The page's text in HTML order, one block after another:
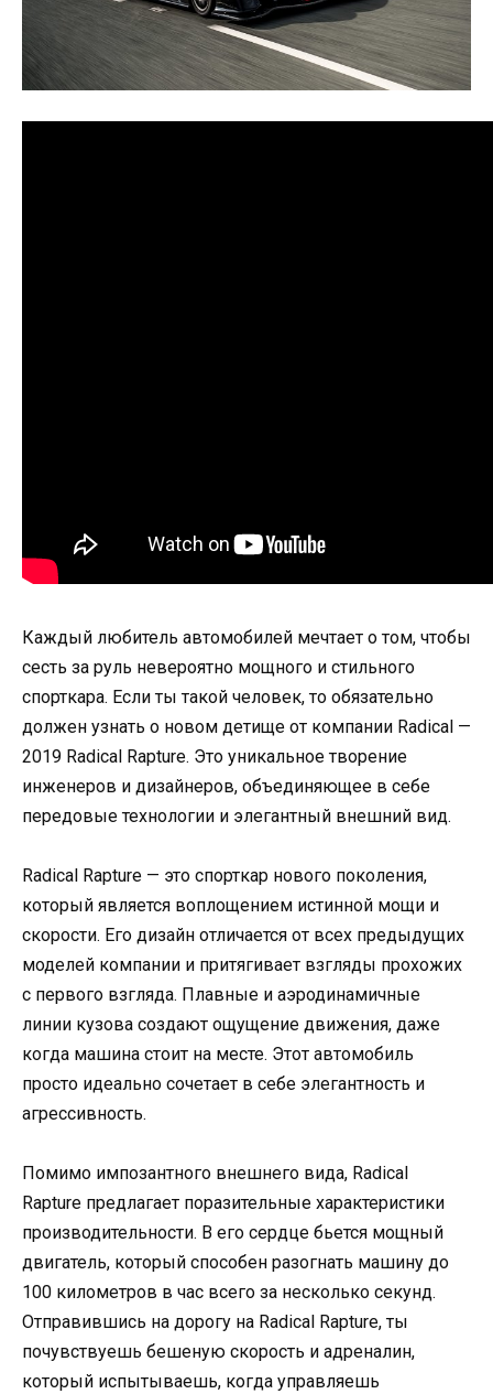
Каждый любитель автомобилей мечтает о том, чтобы
сесть за руль невероятно мощного и стильного
спорткара. Если ты такой человек, то обязательно
должен узнать о новом детище от компании Radical —
2019 Radical Rapture. Это уникальное творение
инженеров и дизайнеров, объединяющее в себе
передовые технологии и элегантный внешний вид.
Radical Rapture — это спорткар нового поколения,
который является воплощением истинной мощи и
скорости. Его дизайн отличается от всех предыдущих
моделей компании и притягивает взгляды прохожих
с первого взгляда. Плавные и аэродинамичные
линии кузова создают ощущение движения, даже
когда машина стоит на месте. Этот автомобиль
просто идеально сочетает в себе элегантность и
агрессивность.
Помимо импозантного внешнего вида, Radical
Rapture предлагает поразительные характеристики
производительности. В его сердце бьется мощный
двигатель, который способен разогнать машину до
100 километров в час всего за несколько секунд.
Отправившись на дорогу на Radical Rapture, ты
почувствуешь бешеную скорость и адреналин,
который испытываешь, когда управляешь